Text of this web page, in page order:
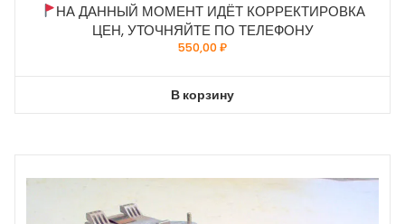
НА ДАННЫЙ МОМЕНТ ИДЁТ КОРРЕКТИРОВКА
ЦЕН, УТОЧНЯЙТЕ ПО ТЕЛЕФОНУ
550,00₽
В корзину